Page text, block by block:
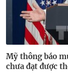
Mỹ thông báo
chưa đạt được